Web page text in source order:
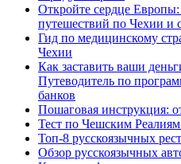
Откройте сердце
путешествий по Чехии и
Гид по медицинскому
Чехии
Как заставить ваши
Путеводитель по
банков
Пошаговая инструкция:
Тест по Чешским
Топ-8 русскоязычных
Обзор русскоязычных